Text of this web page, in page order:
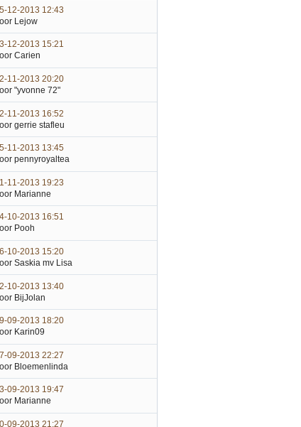
12-2013 12:43
Lejow
12-2013 15:21
Carien
11-2013 20:20
"yvonne 72"
11-2013 16:52
gerrie stafleu
11-2013 13:45
pennyroyaltea
11-2013 19:23
Marianne
10-2013 16:51
Pooh
10-2013 15:20
Saskia mv Lisa
10-2013 13:40
BijJolan
09-2013 18:20
Karin09
09-2013 22:27
Bloemenlinda
09-2013 19:47
Marianne
09-2013 21:27